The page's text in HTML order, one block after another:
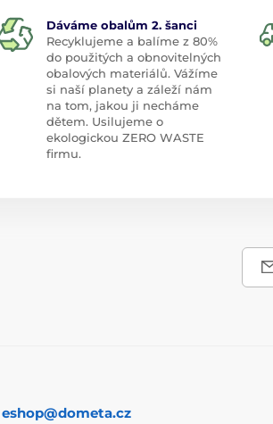
Dáváme obalům 2. šanci
Recyklujeme a balíme z 80%
do použitých a obnovitelných
obalových materiálů. Vážíme
si naší planety a záleží nám
na tom, jakou ji necháme
dětem. Usilujeme o
ekologickou ZERO WASTE
firmu.
eshop@dometa.cz